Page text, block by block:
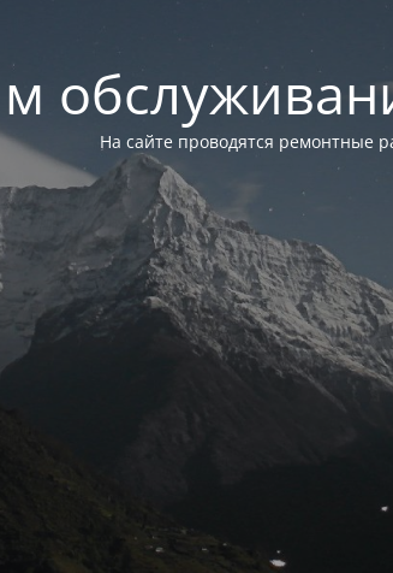
На сайте проводятся ремонтные